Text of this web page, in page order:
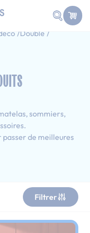
Faire
Double
sommiers,
passer de meilleures
Filtrer